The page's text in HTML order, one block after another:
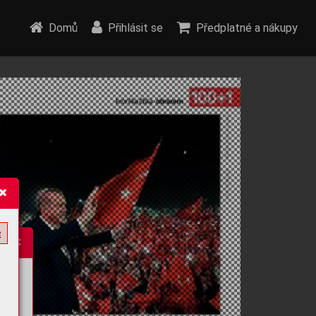
Domů Přihlásit se Předplatné a nákupy